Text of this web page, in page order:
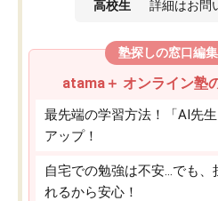
高校生 詳細はお問
塾探しの窓口編
atama＋ オンライン塾
最先端の学習方法！「AI先
アップ！
自宅での勉強は不安…でも、
れるから安心！